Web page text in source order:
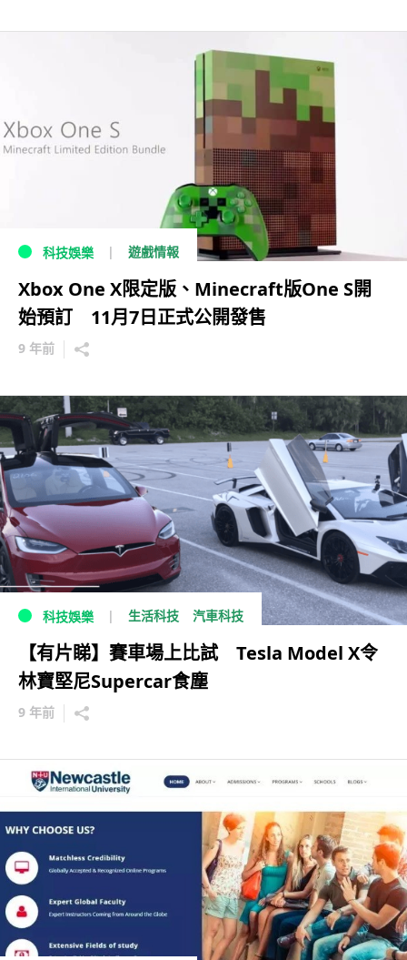
科技娛樂 遊戲情報
Xbox One X限定版、Minecraft版One S開
始預訂 11月7日正式公開發售
9 年前
科技娛樂 生活科技 汽車科技
【有片睇】賽車場上比試 Tesla Model X令
林寶堅尼Supercar食塵
9 年前